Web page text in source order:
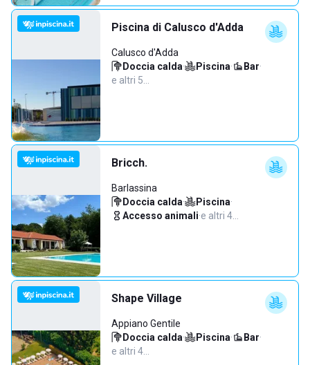
Piscina di Calusco d'Adda
Calusco d'Adda
Doccia calda· Piscina· Bar·
e altri 5…
Bricch.
Barlassina
Doccia calda· Piscina·
Accesso animali·e altri 4…
Shape Village
Appiano Gentile
Doccia calda· Piscina· Bar·
e altri 4…